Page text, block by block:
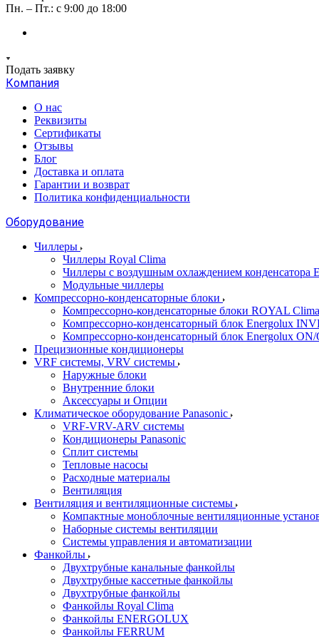
Пн. – Пт.: с 9:00 до 18:00
Подать заявку
Компания
О нас
Реквизиты
Сертификаты
Отзывы
Блог
Доставка и оплата
Гарантии и возврат
Политика конфиденциальности
Оборудование
Чиллеры
Чиллеры Royal Clima
Чиллеры с воздушным охлаждением конденсатора
Модульные чиллеры
Компрессорно-конденсаторные блоки
Компрессорно-конденсаторные блоки ROYAL Clima
Компрессорно-конденсаторный блок Energolux
Компрессорно-конденсаторный блок Energolux ON/
Прецизионные кондиционеры
VRF системы, VRV системы
Наружные блоки
Внутренние блоки
Аксессуары и Опции
Климатическое оборудование Panasonic
VRF-VRV-ARV системы
Кондиционеры Panasonic
Сплит системы
Тепловые насосы
Расходные материалы
Вентиляция
Вентиляция и вентиляционные системы
Компактные моноблочные вентиляционные
Наборные системы вентиляции
Системы управления и автоматизации
Фанкойлы
Двухтрубные канальные фанкойлы
Двухтрубные кассетные фанкойлы
Двухтрубные фанкойлы
Фанкойлы Royal Clima
Фанкойлы ENERGOLUX
Фанкойлы FERRUM